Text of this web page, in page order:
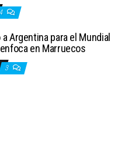
4
Argentina para el Mundial
en Marruecos
3